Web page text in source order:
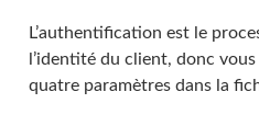
L’authentification est le
l’identité du client, donc
quatre paramètres dans la